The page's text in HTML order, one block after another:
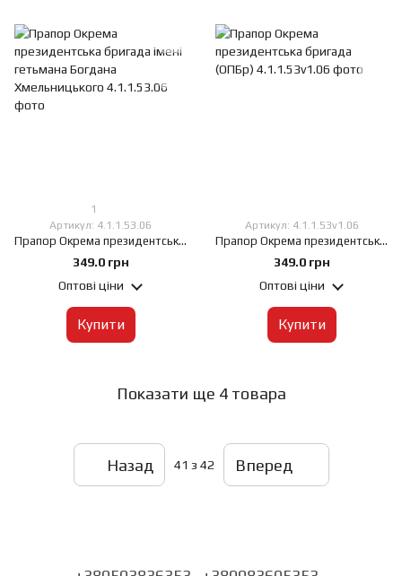
1
Артикул: 4.1.1.53.06
Прапор Окрема президентська бригада імені гетьмана Богдана Хмельницького, 60х90 см, Габардин 120 г/м², Сублімаційний друк, односторонній, Кишеня під древко зліва
349.0 грн
Оптові ціни
Купити
Артикул: 4.1.1.53v1.06
Прапор Окрема президентська бригада (ОПБр), 60х90 см, Габардин 120 г/м², Сублімаційний друк, односторонній, Кишеня під древко зліва
349.0 грн
Оптові ціни
Купити
Показати ще 4 товара
Назад 41 з 42 Вперед